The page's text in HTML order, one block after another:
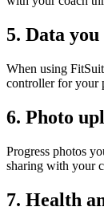
5. Data
When using
controller for your
6. Photo
Progress photos
sharing with your
7. Health